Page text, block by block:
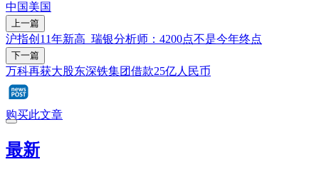
中国美国
上一篇
沪指创11年新高 瑞银分析师：4200点不是今年终点
下一篇
万科再获大股东深铁集团借款25亿人民币
购买此文章
最新